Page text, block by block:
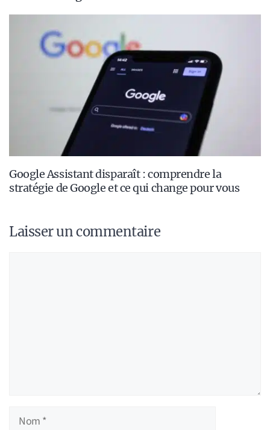
Google Assistant disparaît : comprendre la
stratégie de Google et ce qui change pour vous
Laisser un commentaire
Nom